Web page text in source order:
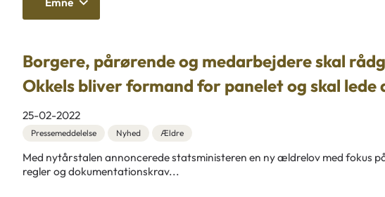
Borgere, pårørende og medarbejdere skal
Okkels bliver formand for panelet og skal
25-02-2022
Pressemeddelelse Nyhed Ældre
Med nytårstalen annoncerede statsministeren en ny ældrelov med fokus
regler og dokumentationskrav...